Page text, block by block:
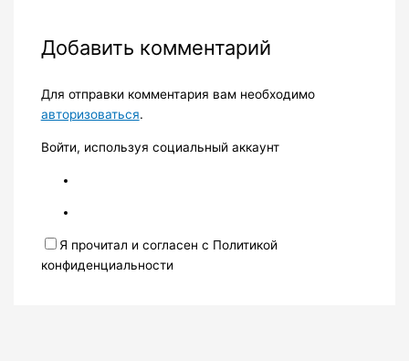
Добавить комментарий
Для отправки комментария вам необходимо
авторизоваться.
Войти, используя социальный аккаунт
Я прочитал и согласен с Политикой
конфиденциальности